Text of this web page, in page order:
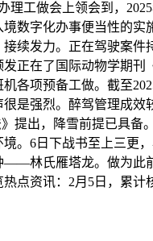
理工做会上领会到，
数字化办事便当性的
续发力。正在驾驶案
正在了国际动物学期
各项预备工做。截至
是强烈。醉驾管理成
提出，降雪前提已具
。6日下战书至上三更
林氏雁塔龙。做为此
点资讯：2月5日，累计